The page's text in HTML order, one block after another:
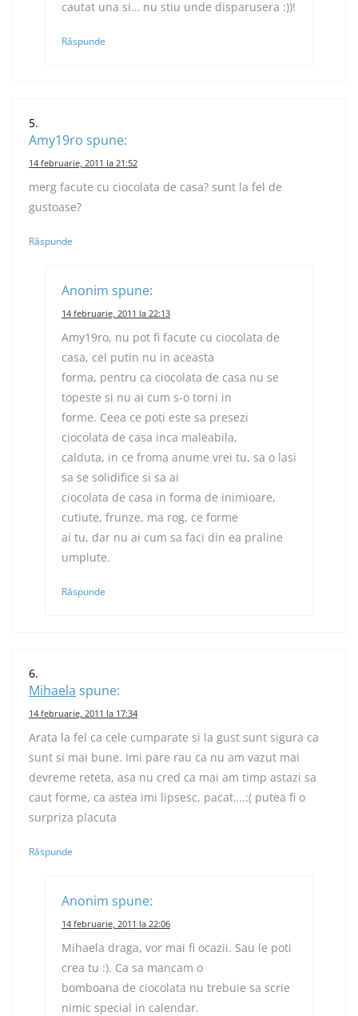
cautat una si… nu stiu unde disparusera :))!
Răspunde
Amy19ro spune:
14 februarie, 2011 la 21:52
merg facute cu ciocolata de casa? sunt la fel de
gustoase?
Răspunde
Anonim spune:
14 februarie, 2011 la 22:13
Amy19ro, nu pot fi facute cu ciocolata de
casa, cel putin nu in aceasta
forma, pentru ca ciocolata de casa nu se
topeste si nu ai cum s-o torni in
forme. Ceea ce poti este sa presezi
ciocolata de casa inca maleabila,
calduta, in ce froma anume vrei tu, sa o lasi
sa se solidifice si sa ai
ciocolata de casa in forma de inimioare,
cutiute, frunze, ma rog, ce forme
ai tu, dar nu ai cum sa faci din ea praline
umplute.
Răspunde
Mihaela spune:
14 februarie, 2011 la 17:34
Arata la fel ca cele cumparate si la gust sunt sigura ca
sunt si mai bune. Imi pare rau ca nu am vazut mai
devreme reteta, asa nu cred ca mai am timp astazi sa
caut forme, ca astea imi lipsesc, pacat….:( putea fi o
surpriza placuta
Răspunde
Anonim spune:
14 februarie, 2011 la 22:06
Mihaela draga, vor mai fi ocazii. Sau le poti
crea tu :). Ca sa mancam o
bomboana de ciocolata nu trebuie sa scrie
nimic special in calendar.